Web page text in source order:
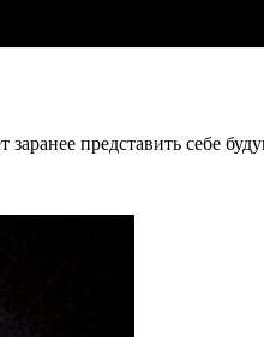
представить себе